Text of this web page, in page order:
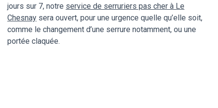
jours sur 7, notre service de serruriers pas cher à Le
Chesnay sera ouvert, pour une urgence quelle qu’elle soit,
comme le changement d’une serrure notamment, ou une
portée claquée.